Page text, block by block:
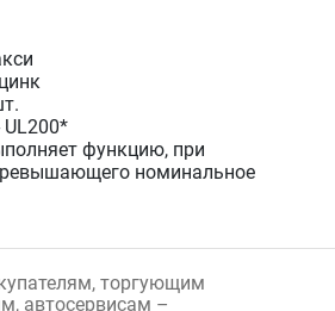
UL200*
функцию, при
номинальное
торгующим
автосервисам –